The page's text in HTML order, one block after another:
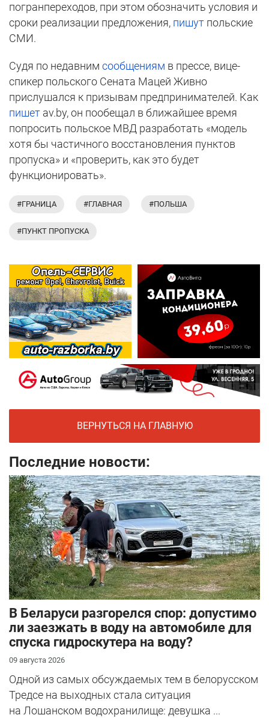
погранпереходов, при этом обозначить условия и
сроки реализации предложения, пишут польские
СМИ.
Судя по недавним сообщениям в прессе, вице-
спикер польского Сената Мацей Живно
прислушался к призывам предпринимателей. Как
пишет av.by, он пообещал в ближайшее время
попросить польское МВД разработать «модель
хотя бы частичного восстановления пунктов
пропуска» и «проверить, как это будет
функционировать».
#ГРАНИЦА #ГЛАВНАЯ #ПОЛЬША
#ПУНКТ ПРОПУСКА
ВЕРНУТЬСЯ НА ГЛАВНУЮ
Последние новости:
В Беларуси разгорелся спор: допустимо
ли заезжать в воду на автомобиле для
спуска гидроскутера на воду?
09 августа 2026
Одной из самых обсуждаемых тем в белорусском
Тредсе на выходных стала ситуация
на Лошанском водохранилище: девушка ...